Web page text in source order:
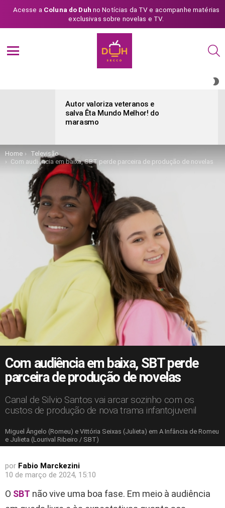
Acesse a Coluna do Duh no Notícias da TV e acompanhe matérias
exclusivas sobre novelas e TV.
Autor valoriza veteranos e
salva Êta Mundo Melhor! do
marasmo
You are here:
Home
Televisão
Com audiência em baixa, SBT perde parceira de produção de novelas
Com audiência em baixa, SBT perde
parceira de produção de novelas
Canal de Silvio Santos vai arcar sozinho com os
custos de produção de nova trama infantojuvenil
Miguel Ângelo (Romeu) e Vittória Seixas (Julieta) em A Infância de Romeu
e Julieta (Lourival Ribeiro / SBT)
por Fabio Marckezini
10 de março de 2024, 15:10
O SBT não vive uma boa fase. Em meio à audiência